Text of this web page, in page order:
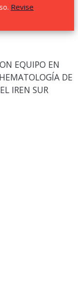
Revise
EQUIPO EN
DE
IREN SUR